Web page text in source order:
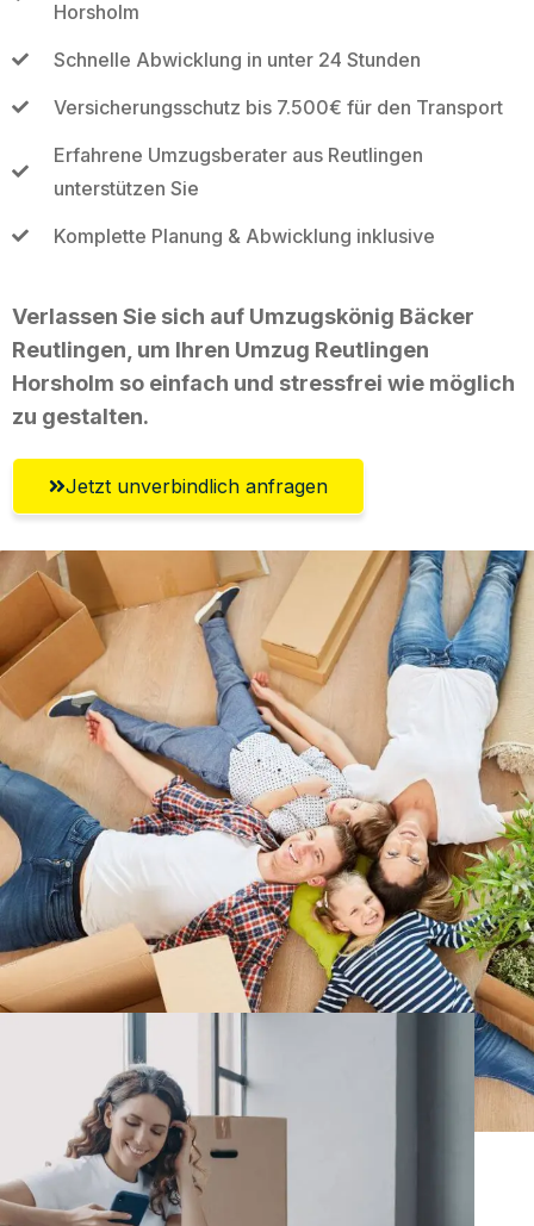
Horsholm
Schnelle Abwicklung in unter 24 Stunden
Versicherungsschutz bis 7.500€ für den Transport
Erfahrene Umzugsberater aus Reutlingen
unterstützen Sie
Komplette Planung & Abwicklung inklusive
Verlassen Sie sich auf Umzugskönig Bäcker
Reutlingen, um Ihren Umzug Reutlingen
Horsholm so einfach und stressfrei wie möglich
zu gestalten.
Jetzt unverbindlich anfragen